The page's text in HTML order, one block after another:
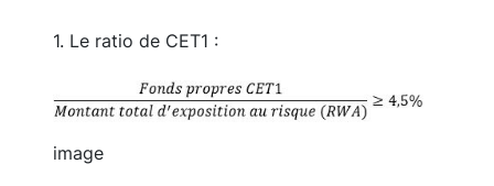
1. Le ratio de CET1 :
image